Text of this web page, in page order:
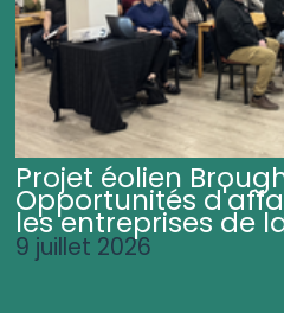
Projet éolien
Opportunités
les entreprises de
9 juillet 2026